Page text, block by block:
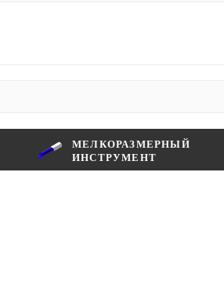
МЕЛКОРАЗМЕРНЫЙ
ИНСТРУМЕНТ